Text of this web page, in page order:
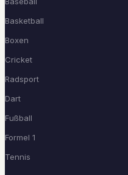
Basketball
Boxen
Cricket
Radsport
Dart
Fußball
Formel 1
Tennis